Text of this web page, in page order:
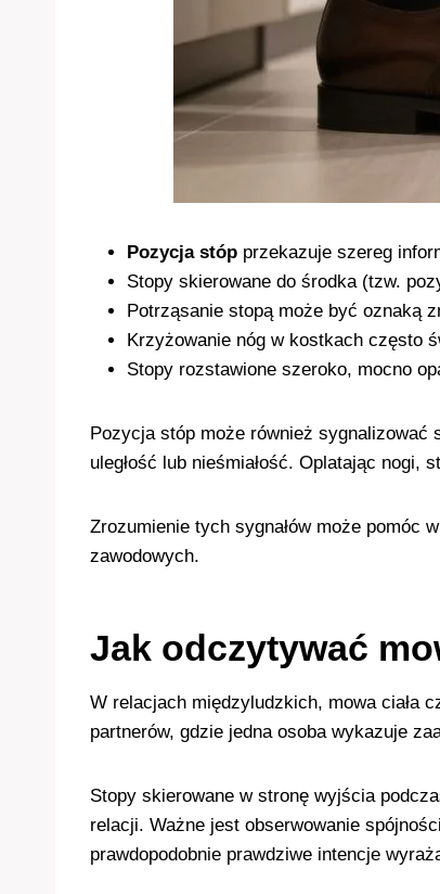
Pozycja stóp przekazuje szereg
Stopy skierowane do środka (tzw.
Potrząsanie stopą może być oznaką
Krzyżowanie nóg w kostkach często
Stopy rozstawione szeroko, mocno
Pozycja stóp może również sygnalizować
uległość lub nieśmiałość. Oplatając nogi,
Zrozumienie tych sygnałów może pomóc
zawodowych.
Jak odczytywać
W relacjach międzyludzkich, mowa ciała
partnerów, gdzie jedna osoba wykazuje
Stopy skierowane w stronę wyjścia
relacji. Ważne jest obserwowanie
prawdopodobnie prawdziwe intencje